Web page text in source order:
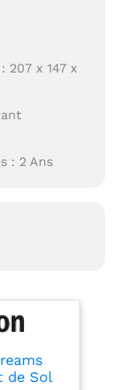
207 x 147 x
: 2 Ans
de Sol